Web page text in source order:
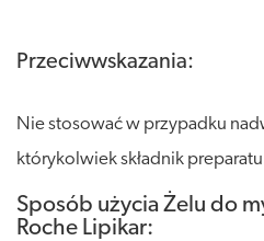
Przeciwwskazania:
Nie stosować w przypadku
którykolwiek składnik
Sposób użycia Żelu do
Roche Lipikar: